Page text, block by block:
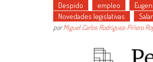
Despido empleo
Novedades legislativas
porMiguel Carlos Rodríguez-Piñero